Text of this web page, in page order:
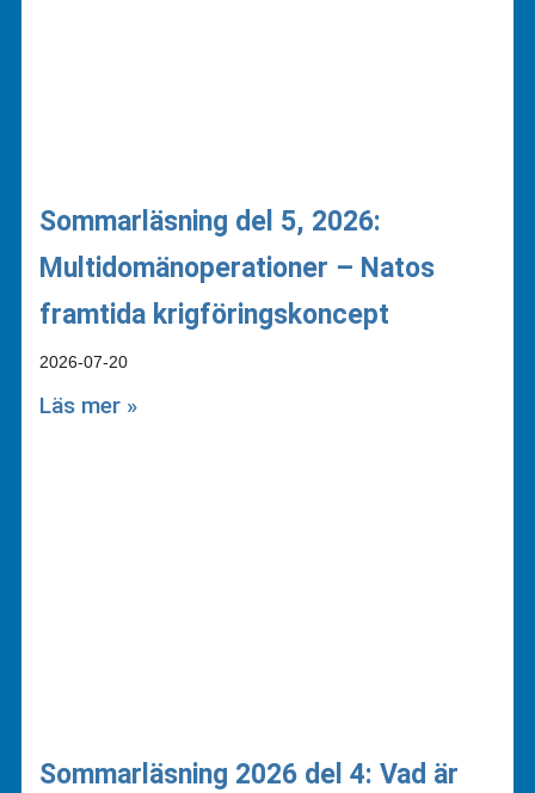
Sommarläsning del 5, 2026:
Multidomänoperationer – Natos
framtida krigföringskoncept
2026-07-20
Läs mer »
Sommarläsning 2026 del 4: Vad är